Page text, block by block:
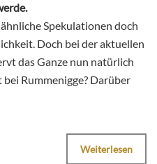
Spekulationen doch
Doch bei der aktuellen
das Ganze nun natürlich
Rummenigge? Darüber
Weiterlesen